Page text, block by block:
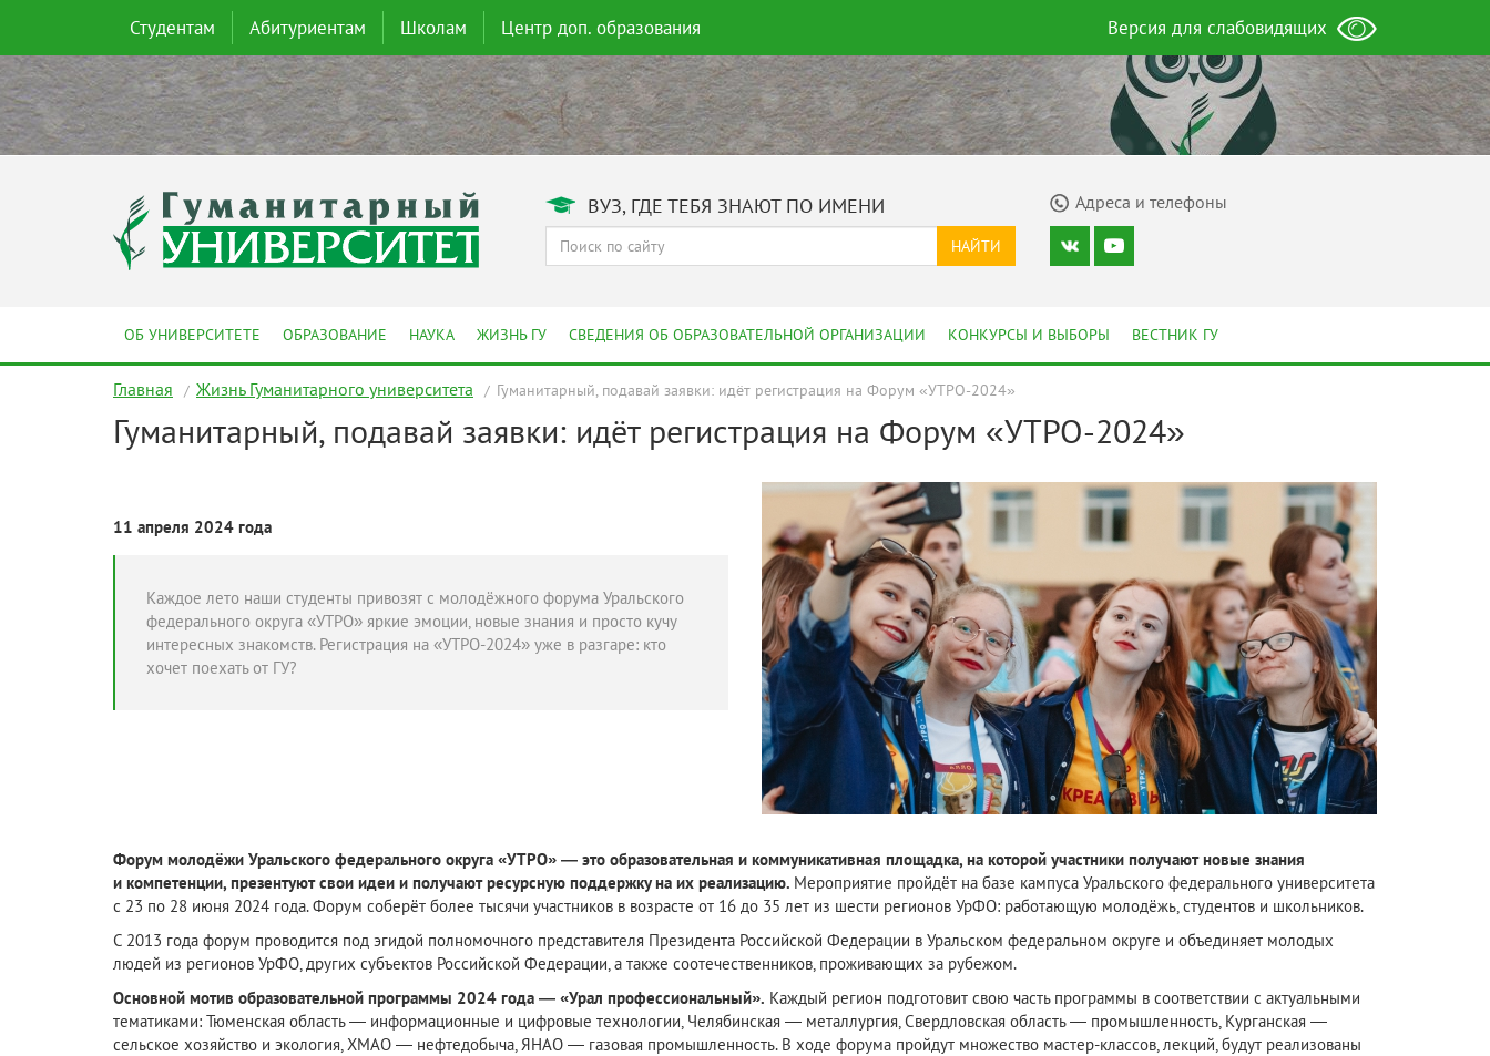
Студентам Абитуриентам Школам Центр доп. образования Версия для слабовидящих
ВУЗ, ГДЕ ТЕБЯ ЗНАЮТ ПО ИМЕНИ Адреса и телефоны
НАЙТИ
ОБ УНИВЕРСИТЕТЕ ОБРАЗОВАНИЕ НАУКА ЖИЗНЬ ГУ СВЕДЕНИЯ ОБ ОБРАЗОВАТЕЛЬНОЙ ОРГАНИЗАЦИИ КОНКУРСЫ И ВЫБОРЫ ВЕСТНИК ГУ
Главная Жизнь Гуманитарного университета Гуманитарный, подавай заявки: идёт регистрация на Форум «УТРО-2024»
Гуманитарный, подавай заявки: идёт регистрация на Форум «УТРО-2024»
11 апреля 2024 года
Каждое лето наши студенты привозят с молодёжного форума Уральского
федерального округа «УТРО» яркие эмоции, новые знания и просто кучу
интересных знакомств. Регистрация на «УТРО-2024» уже в разгаре: кто
хочет поехать от ГУ?
Форум молодёжи Уральского федерального округа «УТРО» — это образовательная и коммуникативная площадка, на которой участники получают новые знания
и компетенции, презентуют свои идеи и получают ресурсную поддержку на их реализацию. Мероприятие пройдёт на базе кампуса Уральского федерального университета
с 23 по 28 июня 2024 года. Форум соберёт более тысячи участников в возрасте от 16 до 35 лет из шести регионов УрФО: работающую молодёжь, студентов и школьников.
С 2013 года форум проводится под эгидой полномочного представителя Президента Российской Федерации в Уральском федеральном округе и объединяет молодых
людей из регионов УрФО, других субъектов Российской Федерации, а также соотечественников, проживающих за рубежом.
Основной мотив образовательной программы 2024 года — «Урал профессиональный». Каждый регион подготовит свою часть программы в соответствии с актуальными
тематиками: Тюменская область — информационные и цифровые технологии, Челябинская — металлургия, Свердловская область — промышленность, Курганская —
сельское хозяйство и экология, ХМАО — нефтедобыча, ЯНАО — газовая промышленность. В ходе форума пройдут множество мастер-классов, лекций, будут реализованы